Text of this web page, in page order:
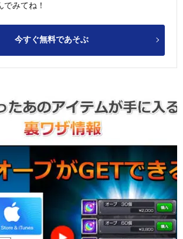
みてね！
今すぐ無料であそぶ